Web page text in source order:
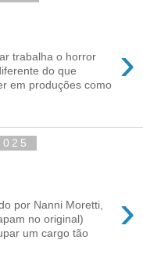
›
trabalha o horror
do que
em produções como
›
por Nanni Moretti,
no original)
um cargo tão